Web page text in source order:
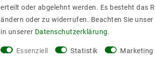
2
2
erteilt oder abgelehnt werden. Es besteht das
ändern oder zu widerrufen. Beachten Sie unser
in unserer Daten­schutz­erklärung.
Essenziell Statistik Marketing